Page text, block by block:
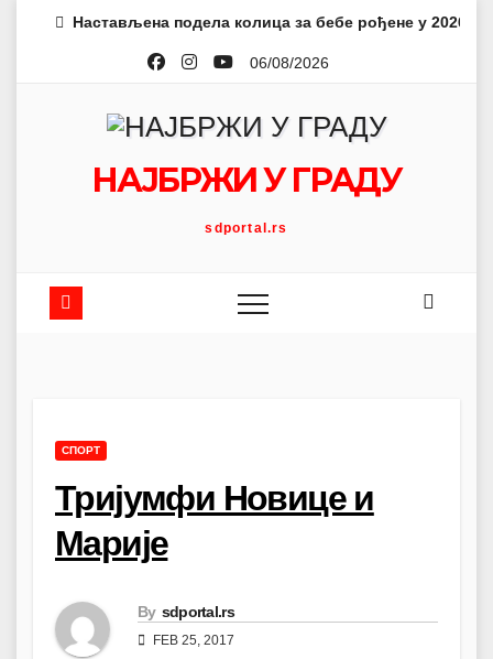
Настављена подела колица за бебе рођене у 2026.
06/08/2026
НАЈБРЖИ У ГРАДУ
sdportal.rs
СПОРТ
Тријумфи Новице и
Марије
By sdportal.rs
FEB 25, 2017